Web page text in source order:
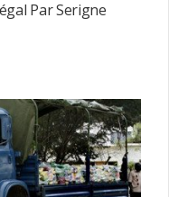
Par Serigne